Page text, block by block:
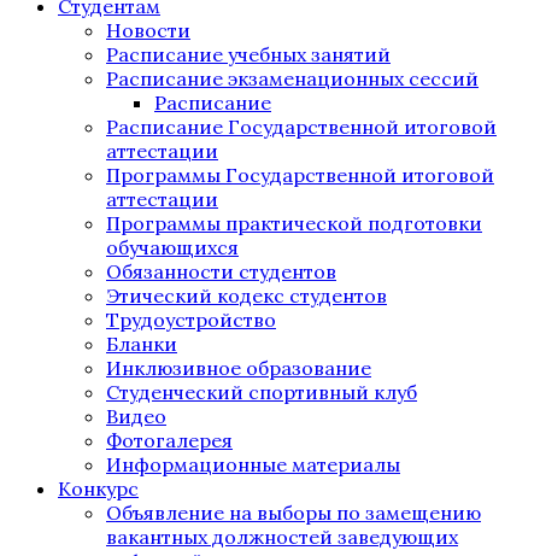
Студентам
Новости
Расписание учебных занятий
Расписание экзаменационных сессий
Расписание
Расписание Государственной итоговой
аттестации
Программы Государственной итоговой
аттестации
Программы практической подготовки
обучающихся
Обязанности студентов
Этический кодекс студентов
Трудоустройство
Бланки
Инклюзивное образование
Студенческий спортивный клуб
Видео
Фотогалерея
Информационные материалы
Конкурс
Объявление на выборы по замещению
вакантных должностей заведующих